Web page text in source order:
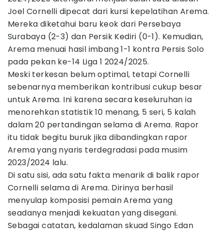
Joel Cornelli dipecat dari kursi kepelatihan Arema.
Mereka diketahui baru keok dari Persebaya
Surabaya (2-3) dan Persik Kediri (0-1). Kemudian,
Arema menuai hasil imbang 1-1 kontra Persis Solo
pada pekan ke-14 Liga 1 2024/2025.
Meski terkesan belum optimal, tetapi Cornelli
sebenarnya memberikan kontribusi cukup besar
untuk Arema. Ini karena secara keseluruhan ia
menorehkan statistik 10 menang, 5 seri, 5 kalah
dalam 20 pertandingan selama di Arema. Rapor
itu tidak begitu buruk jika dibandingkan rapor
Arema yang nyaris terdegradasi pada musim
2023/2024 lalu.
Di satu sisi, ada satu fakta menarik di balik rapor
Cornelli selama di Arema. Dirinya berhasil
menyulap komposisi pemain Arema yang
seadanya menjadi kekuatan yang disegani.
Sebagai catatan, kedalaman skuad Singo Edan